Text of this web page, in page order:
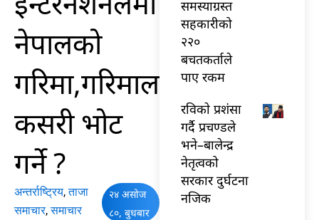
नेपालको
गरिमा,गरिमालाई
कसरी भोट
गर्ने ?
अन्तर्राष्ट्रिय,ताजा
समाचार,समाचार
२४ असोज
८०, बुधबार
समस्याग्रस्त
सहकारीको
२२०
बचतकर्ताले
पाए रकम
रविकाे प्रशंसा
गर्दै प्रचण्डले
भने–बालेन्द्र
नेतृत्वको
सरकार दुर्घटना
नजिक